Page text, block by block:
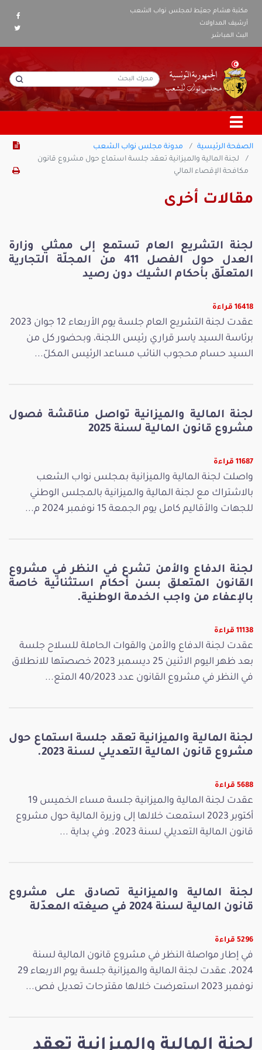
مكتبة هشام جعيّط لمجلس نواب الشعب
أرشيف المداولات
البث المباشر
الصفحة الرئيسية
مدونة مجلس نواب الشعب
لجنة المالية والميزانية تعقد جلسة استماع حول مشروع قانون
مكافحة الإقصاء المالي
لجنة المالية والميزانية تعقد
مقالات أخرى
لجنة التشريع العام تستمع إلى ممثلي وزارة
العدل حول الفصل 411 من المجلّة التجارية
المتعلّق بأحكام الشيك دون رصيد
16418 قراءة
عقدت لجنة التشريع العام جلسة يوم الأربعاء 12 جوان 2023
برئاسة السيد ياسر قراري رئيس اللجنة، وبحضور كل من
السيد حسام محجوب النائب مساعد الرئيس المكلّ...
لجنة المالية والميزانية تواصل مناقشة فصول
مشروع قانون المالية لسنة 2025
11687 قراءة
واصلت لجنة المالية والميزانية بمجلس نواب الشعب
بالاشتراك مع لجنة المالية والميزانية بالمجلس الوطني
للجهات والأقاليم كامل يوم الجمعة 15 نوفمبر 2024 م...
لجنة الدفاع والأمن تشرع في النظر في مشروع
القانون المتعلق بسن أحكام استثنائية خاصة
بالإعفاء من واجب الخدمة الوطنية.
11138 قراءة
عقدت لجنة الدفاع والأمن والقوات الحاملة للسلاح جلسة
بعد ظهر اليوم الاثنين 25 ديسمبر 2023 خصصتها للانطلاق
في النظر في مشروع القانون عدد 40/2023 المتع...
لجنة المالية والميزانية تعقد جلسة استماع حول
مشروع قانون المالية التعديلي لسنة 2023.
5688 قراءة
عقدت لجنة المالية والميزانية جلسة مساء الخميس 19
أكتوبر 2023 استمعت خلالها إلى وزيرة المالية حول مشروع
قانون المالية التعديلي لسنة 2023. وفي بداية ...
لجنة المالية والميزانية تصادق على مشروع
قانون المالية لسنة 2024 في صيغته المعدّلة
5296 قراءة
في إطار مواصلة النظر في مشروع قانون المالية لسنة
2024، عقدت لجنة المالية والميزانية جلسة يوم الاربعاء 29
نوفمبر 2023 استعرضت خلالها مقترحات تعديل فص...